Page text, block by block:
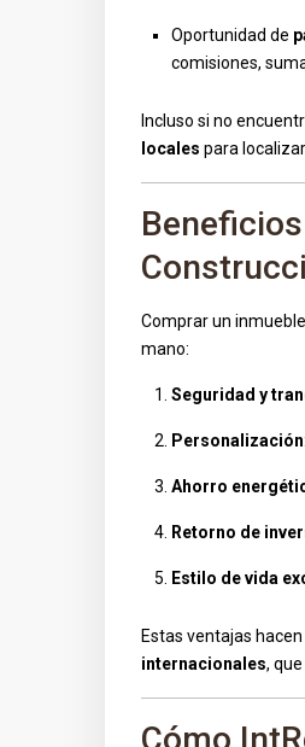
Oportunidad de
comisiones,
Incluso si no
locales para
Comprar un
mano:
Seguridad y
Personalización
Ahorro
Retorno de
Estilo de vida
Estas ventajas hacen
internacionales,